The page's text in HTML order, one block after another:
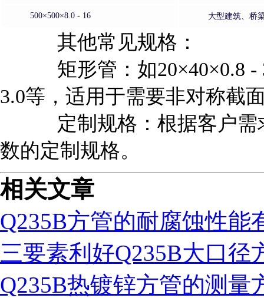
500×500×8.0 - 16 大型建筑、桥
其他常见规格：
矩形管：如20×40×0.8 -
3.0等，适用于需要非对称截
定制规格：根据客户需
数的定制规格。
相关文章
Q235B方管的耐腐蚀性能
三要素利好Q235B大口
Q235B热镀锌方管的测量